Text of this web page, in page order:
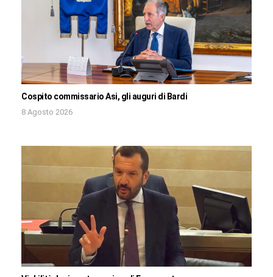
Cospito commissario Asi, gli auguri di Bardi
8 Agosto 2026